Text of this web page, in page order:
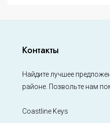
Контакты
Найдите лучшее
районе. Позвольте нам
Coastline Keys